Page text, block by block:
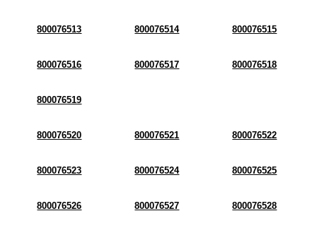
800076513 800076514 800076515
800076516 800076517 800076518
800076519
800076520 800076521 800076522
800076523 800076524 800076525
800076526 800076527 800076528